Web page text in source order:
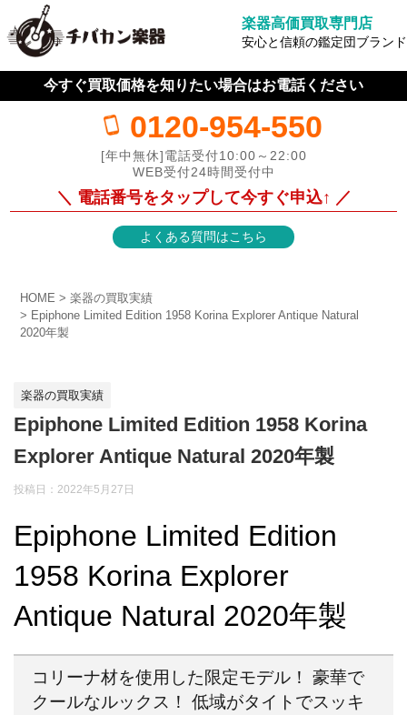
楽器高価買取専門店
安心と信頼の鑑定団ブランド
今すぐ買取価格を知りたい場合はお電話ください
0120-954-550
[年中無休]電話受付10:00～22:00
WEB受付24時間受付中
＼ 電話番号をタップして今すぐ申込↑ ／
よくある質問はこちら
HOME
楽器の買取実績
Epiphone Limited Edition 1958 Korina Explorer Antique Natural
2020年製
楽器の買取実績
Epiphone Limited Edition 1958 Korina
Explorer Antique Natural 2020年製
投稿日：2022年5月27日
Epiphone Limited Edition
1958 Korina Explorer
Antique Natural 2020年製
コリーナ材を使用した限定モデル！ 豪華で
クールなルックス！ 低域がタイトでスッキ